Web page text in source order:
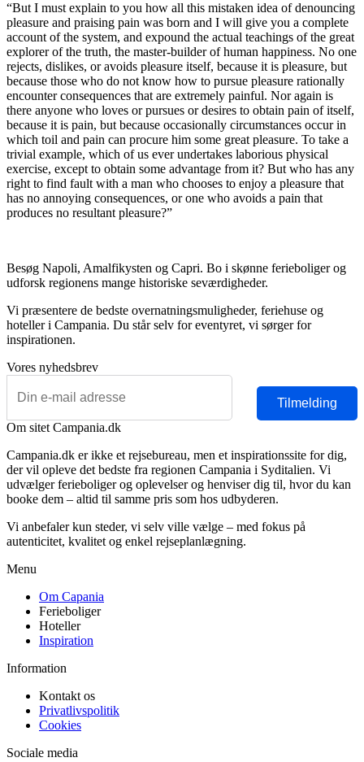
“But I must explain to you how all this mistaken idea of denouncing
pleasure and praising pain was born and I will give you a complete
account of the system, and expound the actual teachings of the great
explorer of the truth, the master-builder of human happiness. No one
rejects, dislikes, or avoids pleasure itself, because it is pleasure, but
because those who do not know how to pursue pleasure rationally
encounter consequences that are extremely painful. Nor again is
there anyone who loves or pursues or desires to obtain pain of itself,
because it is pain, but because occasionally circumstances occur in
which toil and pain can procure him some great pleasure. To take a
trivial example, which of us ever undertakes laborious physical
exercise, except to obtain some advantage from it? But who has any
right to find fault with a man who chooses to enjoy a pleasure that
has no annoying consequences, or one who avoids a pain that
produces no resultant pleasure?”
Besøg Napoli, Amalfikysten og Capri. Bo i skønne ferieboliger og
udforsk regionens mange historiske seværdigheder.
Vi præsentere de bedste overnatnings­muligheder, feriehuse og
hoteller i Campania. Du står selv for eventyret, vi sørger for
inspirationen.
Vores nyhedsbrev
Tilmelding
Om sitet Campania.dk
Campania.dk er ikke et rejsebureau, men et inspirationssite for dig,
der vil opleve det bedste fra regionen Campania i Syditalien. Vi
udvælger ferieboliger og oplevelser og henviser dig til, hvor du kan
booke dem – altid til samme pris som hos udbyderen.
Vi anbefaler kun steder, vi selv ville vælge – med fokus på
autenticitet, kvalitet og enkel rejseplanlægning.
Menu
Om Capania
Ferieboliger
Hoteller
Inspiration
Information
Kontakt os
Privatlivspolitik
Cookies
Sociale media